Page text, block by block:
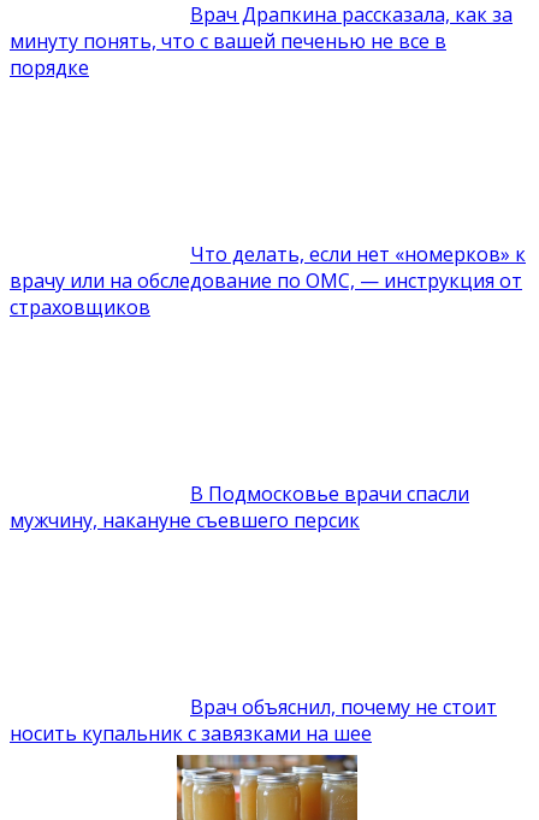
Врач Драпкина рассказала, как за
минуту понять, что с вашей печенью не все в
порядке
Что делать, если нет «номерков» к
врачу или на обследование по ОМС, — инструкция от
страховщиков
В Подмосковье врачи спасли
мужчину, накануне съевшего персик
Врач объяснил, почему не стоит
носить купальник с завязками на шее